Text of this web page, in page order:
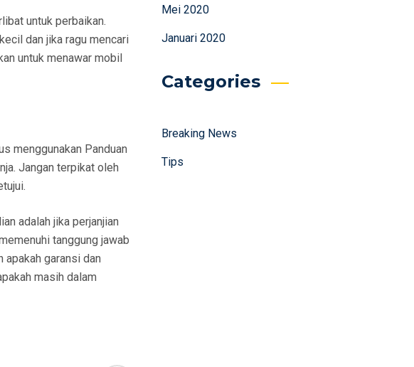
untuk perbaikan.
dan jika ragu mencari
untuk menawar mobil
menggunakan Panduan
Jangan terpikat oleh
adalah jika perjanjian
tanggung jawab
apakah garansi dan
masih dalam
Mei 2020
Januari 2020
Categories
Breaking News
Tips